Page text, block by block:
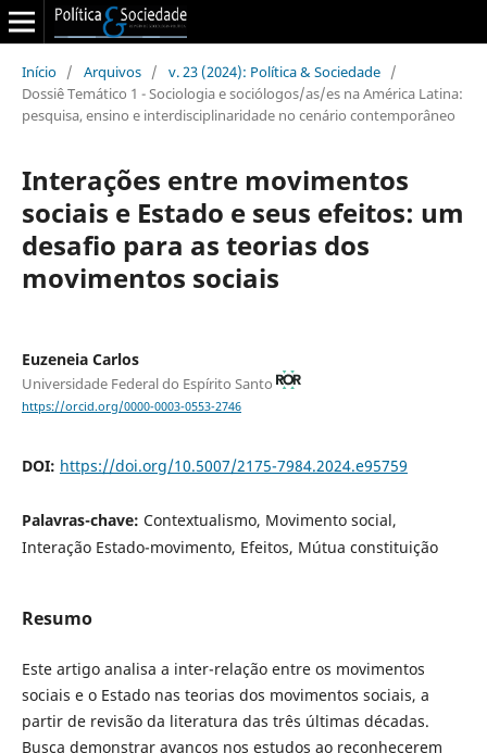
Início / Arquivos / v. 23 (2024): Política & Sociedade /
Dossiê Temático 1 - Sociologia e sociólogos/as/es na América Latina:
pesquisa, ensino e interdisciplinaridade no cenário contemporâneo
Interações entre movimentos
sociais e Estado e seus efeitos: um
desafio para as teorias dos
movimentos sociais
Euzeneia Carlos
Universidade Federal do Espírito Santo
https://orcid.org/0000-0003-0553-2746
DOI: https://doi.org/10.5007/2175-7984.2024.e95759
Palavras-chave: Contextualismo, Movimento social,
Interação Estado-movimento, Efeitos, Mútua constituição
Resumo
Este artigo analisa a inter-relação entre os movimentos
sociais e o Estado nas teorias dos movimentos sociais, a
partir de revisão da literatura das três últimas décadas.
Busca demonstrar avanços nos estudos ao reconhecerem